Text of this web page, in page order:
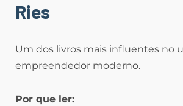
Ries
Um dos livros mais influentes no
empreendedor moderno.
Por que ler: